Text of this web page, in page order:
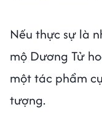
Nếu thực sự là
mộ Dương Tử
một tác phẩm
tượng.